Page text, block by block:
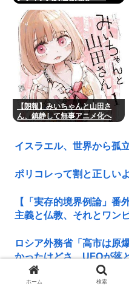
【朗報】みいちゃんと山田さ
ん、鎮静して無事アニメ化へ
イスラエル、世界から孤
ポリコレって割と正しい
【「実存的境界例論」番
主義と仏教、それとワン
ロシア外務省「高市は原
かったけどさ、UFOが落
本物のスパイ、政府批判
ホーム 検索